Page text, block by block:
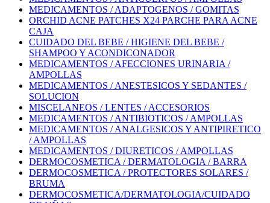
MEDICAMENTOS / ADAPTOGENOS / GOMITAS
ORCHID ACNE PATCHES X24 PARCHE PARA ACNE
CAJA
CUIDADO DEL BEBE / HIGIENE DEL BEBE /
SHAMPOO Y ACONDICONADOR
MEDICAMENTOS / AFECCIONES URINARIA /
AMPOLLAS
MEDICAMENTOS / ANESTESICOS Y SEDANTES /
SOLUCION
MISCELANEOS / LENTES / ACCESORIOS
MEDICAMENTOS / ANTIBIOTICOS / AMPOLLAS
MEDICAMENTOS / ANALGESICOS Y ANTIPIRETICO
/ AMPOLLAS
MEDICAMENTOS / DIURETICOS / AMPOLLAS
DERMOCOSMETICA / DERMATOLOGIA / BARRA
DERMOCOSMETICA / PROTECTORES SOLARES /
BRUMA
DERMOCOSMETICA/DERMATOLOGIA/CUIDADO